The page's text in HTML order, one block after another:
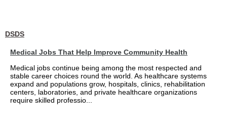
DSDS
Medical Jobs That Help Improve Community Health
Medical jobs continue being among the most respected and
stable career choices round the world. As healthcare systems
expand and populations grow, hospitals, clinics, rehabilitation
centers, laboratories, and private healthcare organizations
require skilled professio...